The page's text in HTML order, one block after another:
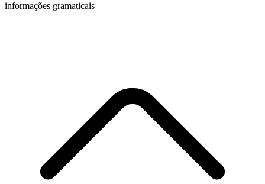
informações gramaticais